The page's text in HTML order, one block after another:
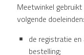
Meetwinkel
volgende doeleinden:
de registratie
bestelling;